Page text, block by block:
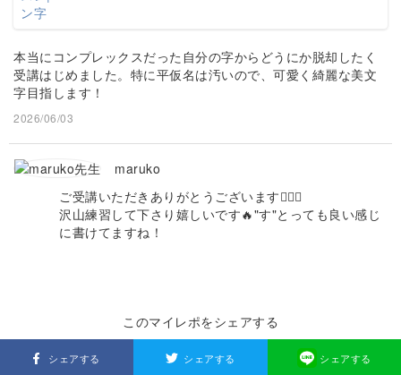
本当にコンプレックスだった自分の字からどうにか脱却したく
受講はじめました。特に平仮名は汚いので、可愛く綺麗な美文
字目指します！
2026/06/03
maruko
ご受講いただきありがとうございます🙇🏻‍♀️
沢山練習して下さり嬉しいです🔥"す"とっても良い感じ
に書けてますね！
このマイレポをシェアする
シェアする シェアする シェアする